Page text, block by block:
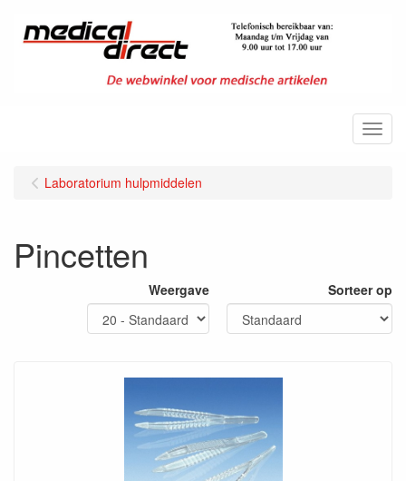
Menu
Laboratorium hulpmiddelen
Pincetten
Weergave Sorteer op